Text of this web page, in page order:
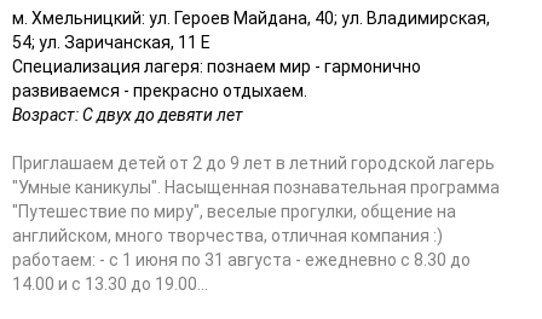
м. Хмельницкий: ул. Героев Майдана, 40; ул. Владимирская,
54; ул. Заричанская, 11 Е
Специализация лагеря: познаем мир - гармонично
развиваемся - прекрасно отдыхаем.
Возраст: С двух до девяти лет
Приглашаем детей от 2 до 9 лет в летний городской лагерь
"Умные каникулы". Насыщенная познавательная программа
"Путешествие по миру", веселые прогулки, общение на
английском, много творчества, отличная компания :)
работаем: - с 1 июня по 31 августа - ежедневно с 8.30 до
14.00 и с 13.30 до 19.00...